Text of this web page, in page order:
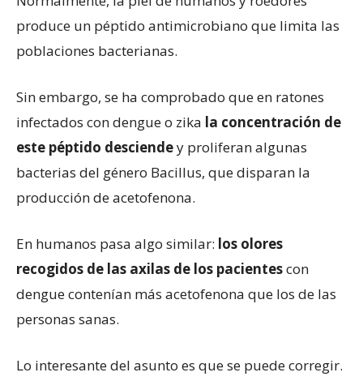
produce un péptido antimicrobiano que limita las
poblaciones bacterianas.
Sin embargo, se ha comprobado que en ratones
infectados con dengue o zika la concentración de
este péptido desciendey proliferan algunas
bacterias del género Bacillus, que disparan la
producción de acetofenona.
En humanos pasa algo similar: los olores
recogidos de las axilas de los pacientescon
dengue contenían más acetofenona que los de las
personas sanas.
Lo interesante del asunto es que se puede corregir.